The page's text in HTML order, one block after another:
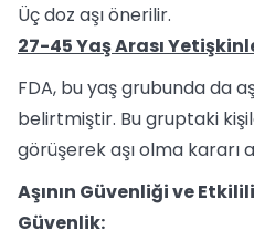
Üç doz aşı önerilir.
27-45 Yaş Arası
FDA, bu yaş grubunda da
belirtmiştir. Bu gruptaki
görüşerek aşı olma kararı
Aşının Güvenliği ve
Güvenlik: